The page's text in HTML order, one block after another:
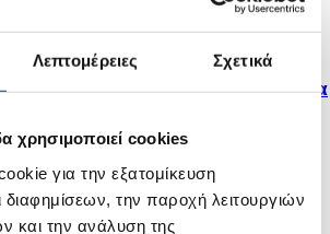
Λεπτομέρειες Σχετικά
χρησιμοποιεί cookies
για την εξατομίκευση
διαφημίσεων, την παροχή λειτουργιών
και την ανάλυση της
για ακραία μέγιστη θερμοκρασία
FC απέναντι σε Σάλτσμπουργκ